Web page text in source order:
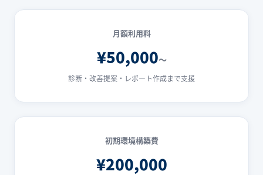
月額利用料
¥50,000〜
診断・改善提案・レポート作成まで支援
初期環境構築費
¥200,000